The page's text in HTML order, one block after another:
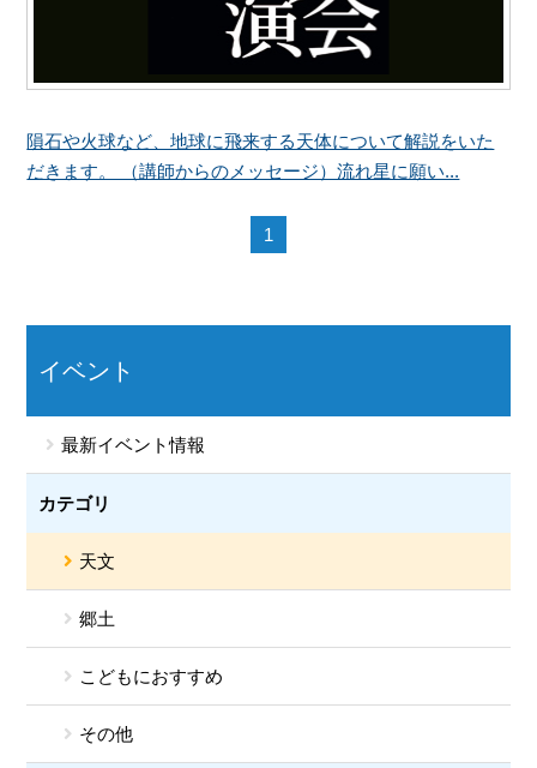
イベント
最新イベント情報
カテゴリ
天文
郷土
こどもにおすすめ
その他
隕石や火球など、地球に飛来する天体について解説をいた
だきます。 （講師からのメッセージ）流れ星に願い...
1